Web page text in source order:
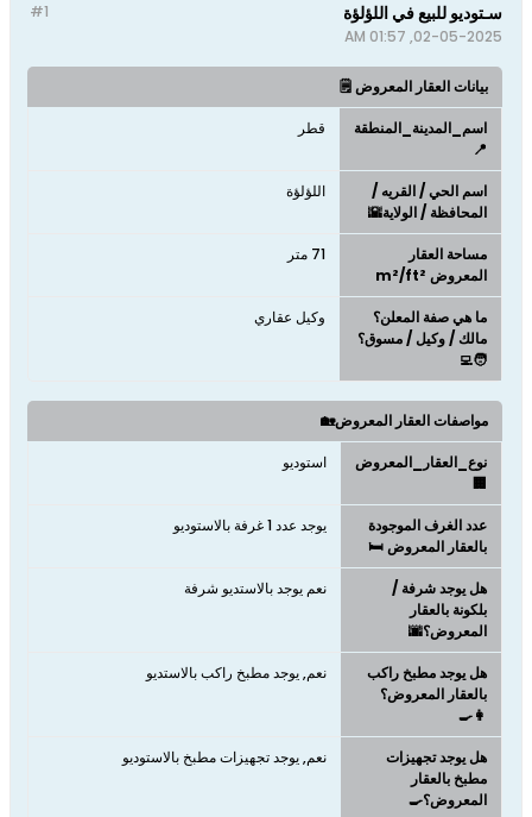
#1 سـتوديو للبيع في اللؤلؤة
02-05-2025, 01:57 AM
بيانات العقار المعروض 🗒️
اسم_المدينة_المنطقة
📍
قطر
اسم الحي / القريه /
المحافظة / الولاية🌇
اللؤلؤة
مساحة العقار
المعروض m²/ft²
71 متر
ما هي صفة المعلن؟
مالك / وكيل / مسوق؟
🧑‍💻
وكيل عقاري
مواصفات العقار المعروض🏡
نوع_العقار_المعروض
🏢
استوديو
عدد الغرف الموجودة
بالعقار المعروض 🛏️
يوجد عدد 1 غرفة بالاستوديو
هل يوجد شرفة /
بلكونة بالعقار
المعروض؟🌆
نعم يوجد بالاستديو شرفة
هل يوجد مطبخ راكب
بالعقار المعروض؟
👩‍🍳
نعم, يوجد مطبخ راكب بالاستديو
هل يوجد تجهيزات
مطبخ بالعقار
المعروض؟🍳
نعم, يوجد تجهيزات مطبخ بالاستوديو